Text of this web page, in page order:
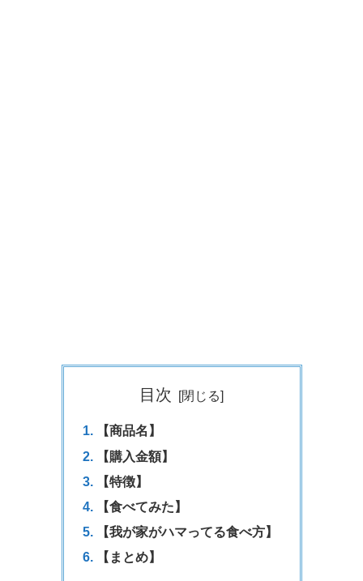
目次
【商品名】
【購入金額】
【特徴】
【食べてみた】
【我が家がハマってる食べ方】
【まとめ】